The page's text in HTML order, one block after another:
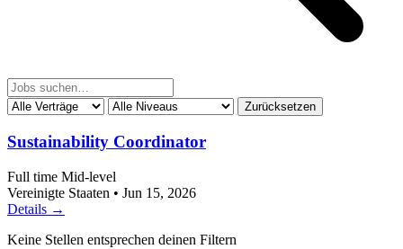
Zurücksetzen
Sustainability Coordinator
Full time Mid-level
Vereinigte Staaten • Jun 15, 2026
Details →
Keine Stellen entsprechen deinen Filtern